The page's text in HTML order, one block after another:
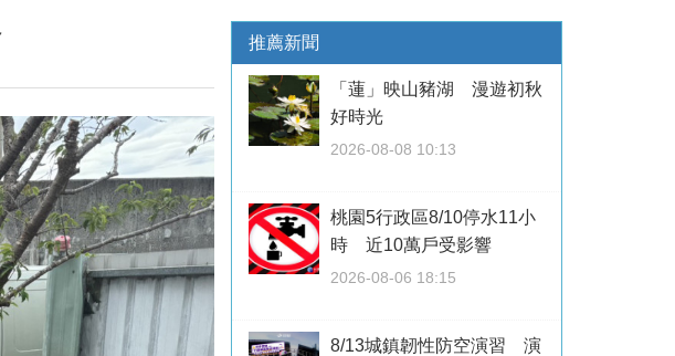
推薦新聞
「蓮」映山豬湖 漫遊初秋
好時光
2026-08-08 10:13
桃園5行政區8/10停水11小
時 近10萬戶受影響
2026-08-06 18:15
8/13城鎮韌性防空演習 演